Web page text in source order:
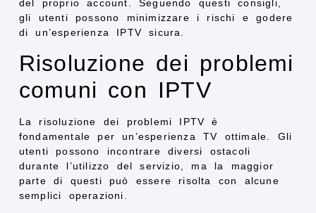
del proprio account. Seguendo questi consigli,
gli utenti possono minimizzare i rischi e godere
di un’esperienza IPTV sicura.
Risoluzione dei problemi
comuni con IPTV
La risoluzione dei problemi IPTV è
fondamentale per un’esperienza TV ottimale. Gli
utenti possono incontrare diversi ostacoli
durante l’utilizzo del servizio, ma la maggior
parte di questi può essere risolta con alcune
semplici operazioni.